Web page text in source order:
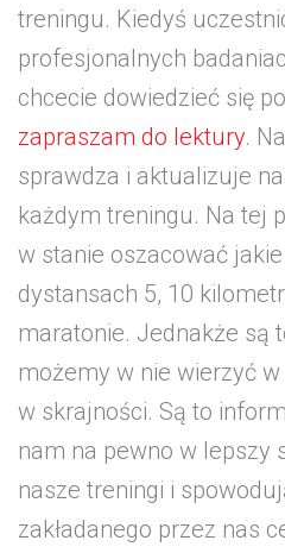
treningu. Kiedyś
profesjonalnych
chcecie dowiedzieć się
zapraszam do lektury.
sprawdza i aktualizuje
każdym treningu. Na tej
w stanie oszacować
dystansach 5, 10
maratonie. Jednakże są
możemy w nie wierzyć
w skrajności. Są to
nam na pewno w lepszy
nasze treningi i
zakładanego przez nas